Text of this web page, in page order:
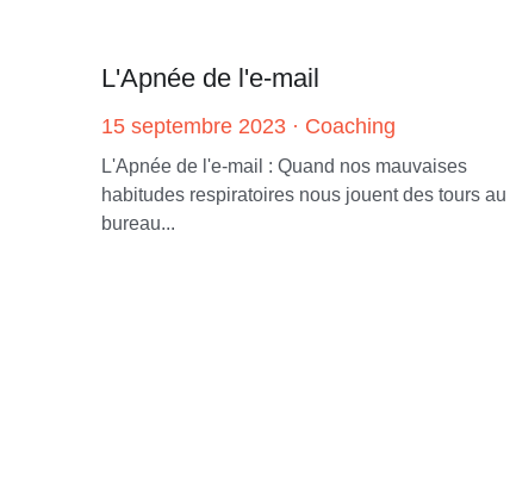
L'Apnée de l'e-mail
15 septembre 2023· Coaching
L'Apnée de l'e-mail : Quand nos mauvaises
habitudes respiratoires nous jouent des tours au
bureau...